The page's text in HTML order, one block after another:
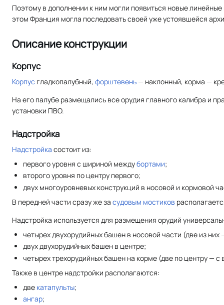
Поэтому в дополнении к ним могли появиться новые
этом Франция могла последовать своей уже устоявшейся
Описание конструкции
Корпус
Корпус гладкопалубный, форштевень— наклонный, корма —
На его палубе размещались все орудия главного калибра и
установки ПВО.
Надстройка
Надстройка состоит из:
первого уровня с шириной междубортами;
второго уровня по центру первого;
двух многоуровневых конструкций в носовой и кормовой
В передней части сразу же за судовым мостиков
Надстройка используется для размещения орудий
четырех двухорудийных башен в носовой части (две из
двух двухорудийных башен в центре;
четырех трехорудийных башен на корме (две по центру —
Также в центре надстройки располагаются:
две катапульты;
ангар;